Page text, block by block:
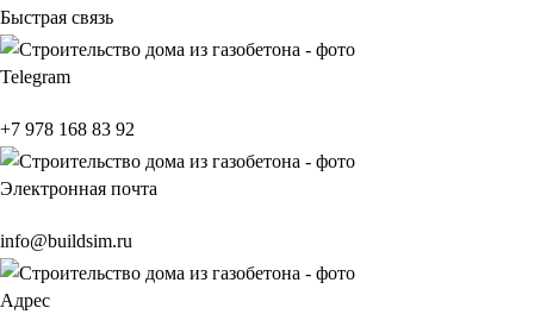
Быстрая связь
Telegram
+7 978 168 83 92
Электронная почта
info@buildsim.ru
Адрес